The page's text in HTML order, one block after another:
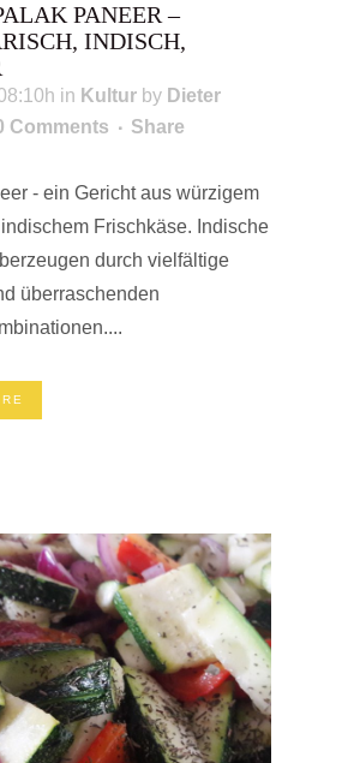
PANEER –
INDISCH,
in Kultur by Dieter
Comments Share
- ein Gericht aus würzigem
Frischkäse. Indische
durch vielfältige
überraschenden